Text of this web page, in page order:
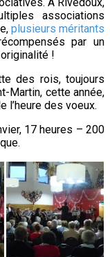
associations
plusieurs méritants
par un
!
des rois, toujours
Martin, cette année,
l’heure des voeux.
17 heures – 200